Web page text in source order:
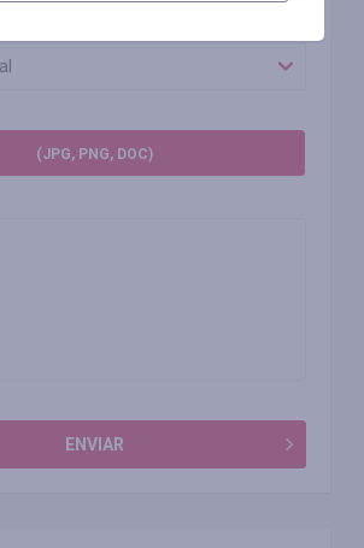
(JPG, PNG, DOC)
ENVIAR